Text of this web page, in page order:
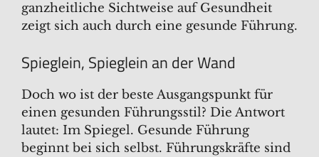
ganzheitliche Sichtweise auf Gesundheit
zeigt sich auch durch eine gesunde Führung.
Spieglein, Spieglein an der Wand
Doch wo ist der beste Ausgangspunkt für
einen gesunden Führungsstil? Die Antwort
lautet: Im Spiegel. Gesunde Führung
beginnt bei sich selbst. Führungskräfte sind